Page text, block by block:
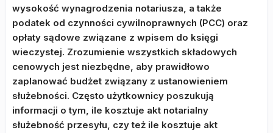
wysokość wynagrodzenia notariusza, a także
podatek od czynności cywilnoprawnych (PCC) oraz
opłaty sądowe związane z wpisem do księgi
wieczystej. Zrozumienie wszystkich składowych
cenowych jest niezbędne, aby prawidłowo
zaplanować budżet związany z ustanowieniem
służebności. Często użytkownicy poszukują
informacji o tym, ile kosztuje akt notarialny
służebność przesyłu, czy też ile kosztuje akt